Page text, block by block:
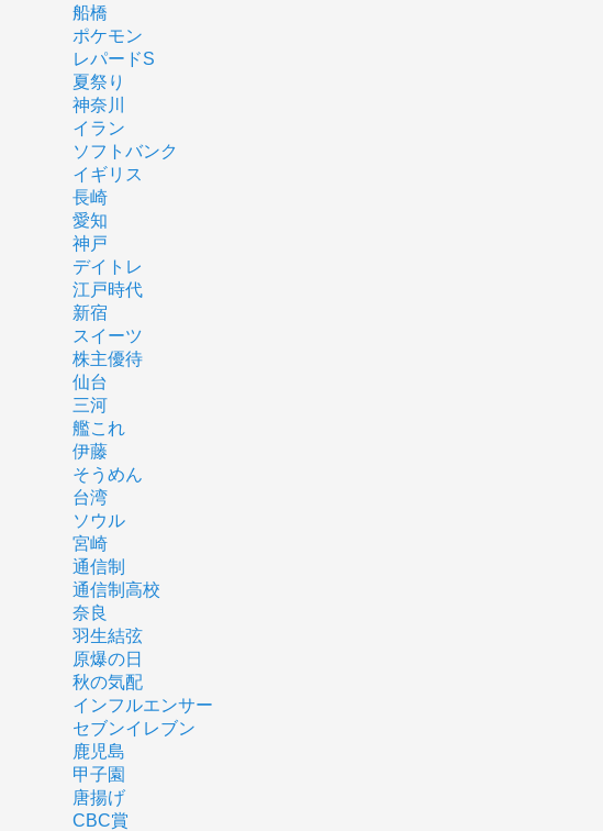
船橋
ポケモン
レパードS
夏祭り
神奈川
イラン
ソフトバンク
イギリス
長崎
愛知
神戸
デイトレ
江戸時代
新宿
スイーツ
株主優待
仙台
三河
艦これ
伊藤
そうめん
台湾
ソウル
宮崎
通信制
通信制高校
奈良
羽生結弦
原爆の日
秋の気配
インフルエンサー
セブンイレブン
鹿児島
甲子園
唐揚げ
CBC賞